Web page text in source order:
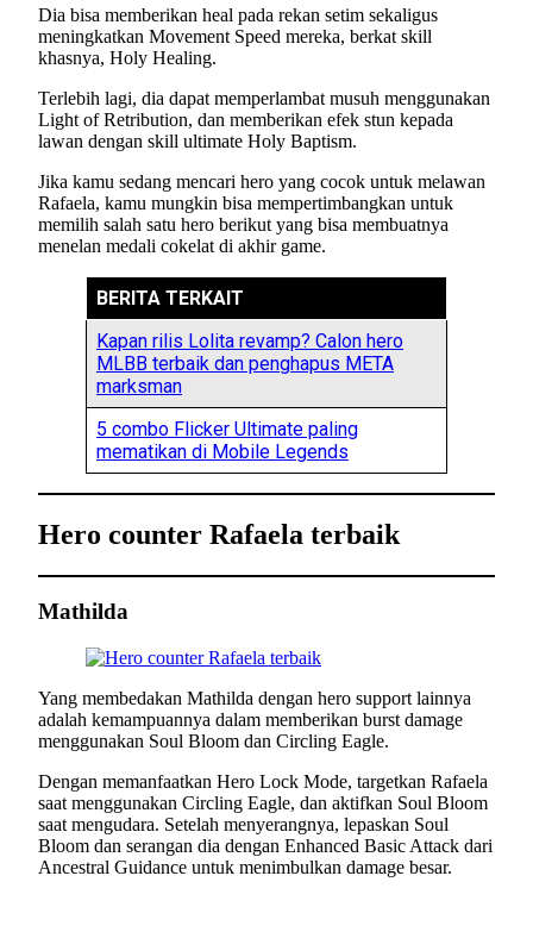
Dia bisa memberikan heal pada rekan setim sekaligus
meningkatkan Movement Speed mereka, berkat skill
khasnya, Holy Healing.
Terlebih lagi, dia dapat memperlambat musuh menggunakan
Light of Retribution, dan memberikan efek stun kepada
lawan dengan skill ultimate Holy Baptism.
Jika kamu sedang mencari hero yang cocok untuk melawan
Rafaela, kamu mungkin bisa mempertimbangkan untuk
memilih salah satu hero berikut yang bisa membuatnya
menelan medali cokelat di akhir game.
BERITA TERKAIT
Kapan rilis Lolita revamp? Calon hero
MLBB terbaik dan penghapus META
marksman
5 combo Flicker Ultimate paling
mematikan di Mobile Legends
Hero counter Rafaela terbaik
Mathilda
Yang membedakan Mathilda dengan hero support lainnya
adalah kemampuannya dalam memberikan burst damage
menggunakan Soul Bloom dan Circling Eagle.
Dengan memanfaatkan Hero Lock Mode, targetkan Rafaela
saat menggunakan Circling Eagle, dan aktifkan Soul Bloom
saat mengudara. Setelah menyerangnya, lepaskan Soul
Bloom dan serangan dia dengan Enhanced Basic Attack dari
Ancestral Guidance untuk menimbulkan damage besar.